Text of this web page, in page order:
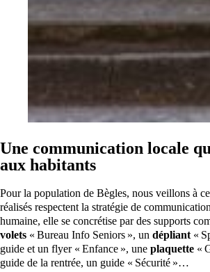
Une communication locale
aux habitants
Pour la population de Bègles, nous veillons à
réalisés respectent la stratégie de
humaine, elle se concrétise par des supports
volets « Bureau Info Seniors », un dépliant «
guide et un flyer « Enfance », une plaquette «
guide de la rentrée, un guide « Sécurité »…